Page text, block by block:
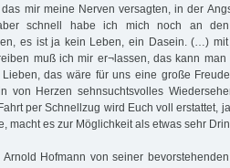
mir meine Nerven versagten, in der
schnell habe ich mich noch an den
es ist ja kein Leben, ein Dasein. (…)
muß ich mir er¬lassen, das kann man
das wäre für uns eine große
von Herzen sehnsuchtsvolles
per Schnellzug wird Euch voll erstattet,
macht es zur Möglichkeit als etwas sehr
Arnold Hofmann von seiner